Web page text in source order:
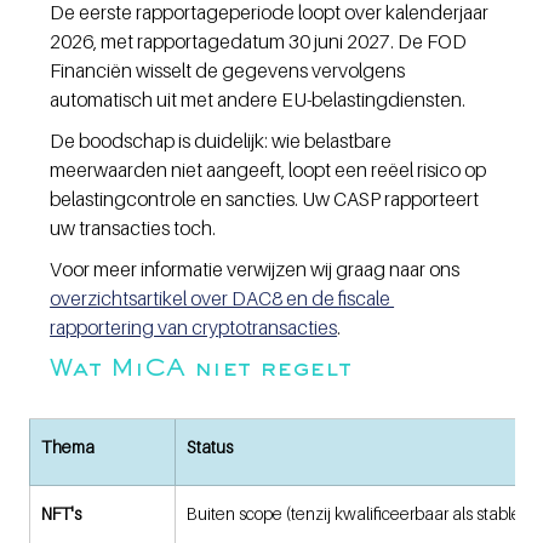
De eerste rapportageperiode loopt over kalenderjaar
2026, met rapportagedatum 30 juni 2027. De FOD
Financiën wisselt de gegevens vervolgens
automatisch uit met andere EU-belastingdiensten.
De boodschap is duidelijk: wie belastbare
meerwaarden niet aangeeft, loopt een reëel risico op
belastingcontrole en sancties. Uw CASP rapporteert
uw transacties toch.
Voor meer informatie verwijzen wij graag naar ons
overzichtsartikel over DAC8 en de fiscale
rapportering van cryptotransacties.
Wat MiCA niet regelt
Thema Status
NFT's Buiten scope (tenzij kwalificeerbaar als